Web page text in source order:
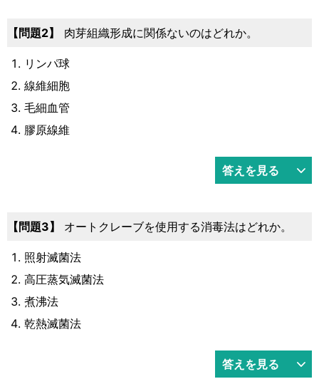
2 肉芽組織形成に関係ないのはどれか。
リンパ球
線維細胞
毛細血管
膠原線維
答えを見る
3 オートクレーブを使用する消毒法はどれか。
照射滅菌法
高圧蒸気滅菌法
煮沸法
乾熱滅菌法
答えを見る